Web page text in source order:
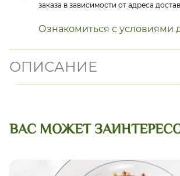
заказа в зависимости от адреса
Ознакомиться с условиями
ОПИСАНИЕ
ВАС МОЖЕТ